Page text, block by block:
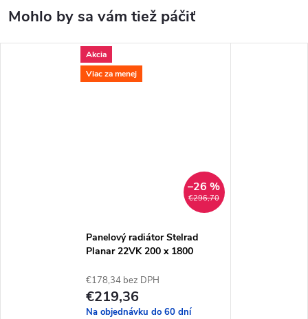
Akcia
Viac za menej
€296,70
–26 %
Panelový radiátor Stelrad
Planar 22VK 200 x 1800
€178,34 bez DPH
€219,36
Na objednávku do 60 dní